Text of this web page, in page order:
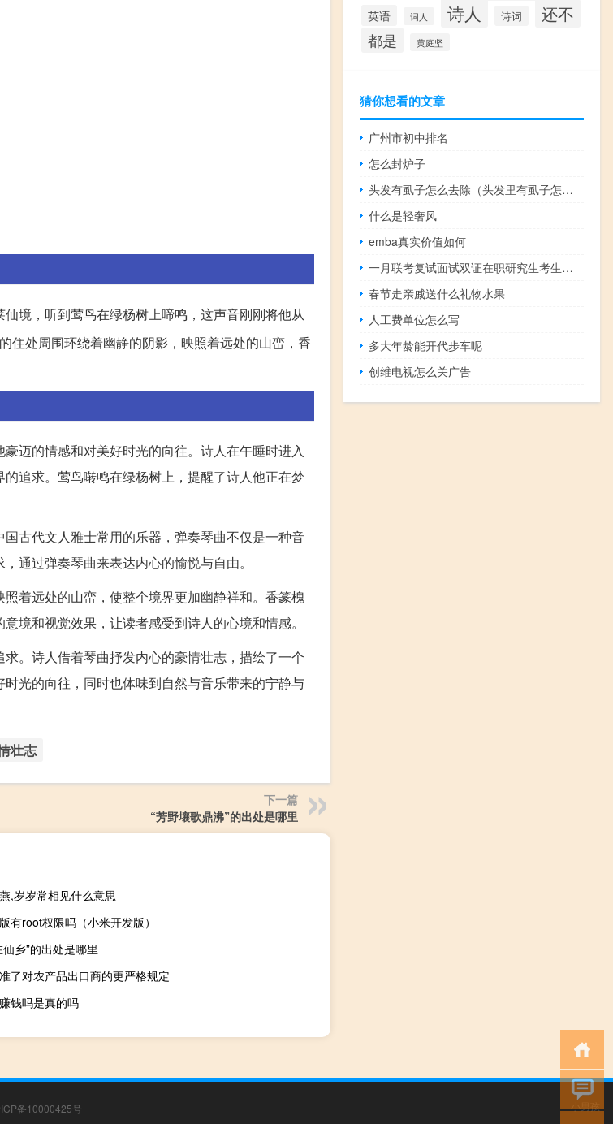
境，听到莺鸟在绿杨树上啼鸣，这声音刚刚将他从
住处周围环绕着幽静的阴影，映照着远处的山峦，香
迈的情感和对美好时光的向往。诗人在午睡时进入
追求。莺鸟啭鸣在绿杨树上，提醒了诗人他正在梦
古代文人雅士常用的乐器，弹奏琴曲不仅是一种音
通过弹奏琴曲来表达内心的愉悦与自由。
着远处的山峦，使整个境界更加幽静祥和。香篆槐
境和视觉效果，让读者感受到诗人的心境和情感。
。诗人借着琴曲抒发内心的豪情壮志，描绘了一个
光的向往，同时也体味到自然与音乐带来的宁静与
壮志
下一篇
“芳野壤歌鼎沸”的出处是哪里
,岁岁常相见什么意思
有root权限吗（小米开发版）
乡”的出处是哪里
了对农产品出口商的更严格规定
钱吗是真的吗
英语 词人 诗人 诗词 还不
都是 黄庭坚
猜你想看的文章
广州市初中排名
怎么封炉子
头发有虱子怎么去除（头发里有虱子怎么办）
什么是轻奢风
emba真实价值如何
一月联考复试面试双证在职研究生考生应该怎么对待
春节走亲戚送什么礼物水果
人工费单位怎么写
多大年龄能开代步车呢
创维电视怎么关广告
备10000425号